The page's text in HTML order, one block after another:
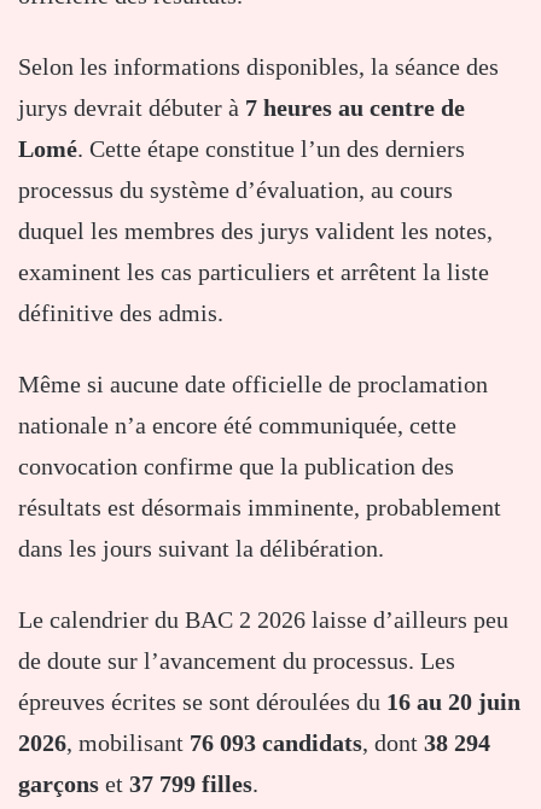
Selon les informations disponibles, la séance des
jurys devrait débuter à 7 heures au centre de
Lomé. Cette étape constitue l’un des derniers
processus du système d’évaluation, au cours
duquel les membres des jurys valident les notes,
examinent les cas particuliers et arrêtent la liste
définitive des admis.
Même si aucune date officielle de proclamation
nationale n’a encore été communiquée, cette
convocation confirme que la publication des
résultats est désormais imminente, probablement
dans les jours suivant la délibération.
Le calendrier du BAC 2 2026 laisse d’ailleurs peu
de doute sur l’avancement du processus. Les
épreuves écrites se sont déroulées du 16 au 20 juin
2026, mobilisant 76 093 candidats, dont 38 294
garçons et 37 799 filles.